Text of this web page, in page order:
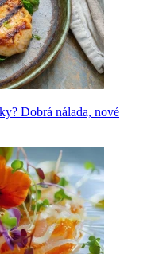
Dobrá nálada, nové